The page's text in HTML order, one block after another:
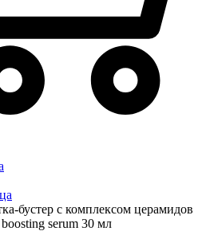
бустер с комплексом церамидов
serum 30 мл